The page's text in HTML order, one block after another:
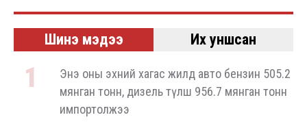
Шинэ мэдээ Их уншсан
Энэ оны эхний хагас жилд авто бензин 505.2
мянган тонн, дизель түлш 956.7 мянган тонн
импортолжээ